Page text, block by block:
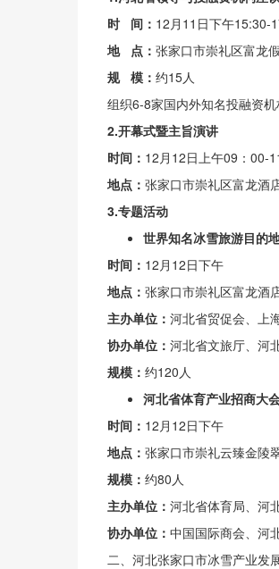
时 间： 12月11日下午15:30-
地 点： 张家口市崇礼区富龙
规 模： 约15人
组织6-8家国内外知名投融资
2.开幕式暨主旨演讲
时间： 12月12日上午09：00-
地点： 张家口市崇礼区富龙酒
3.专题活动
世界知名冰雪旅游目的
时间： 12月12日下午
地点： 张家口市崇礼区富龙酒
主办单位： 河北省贸促会、上
协办单位： 河北省文旅厅、河
规模： 约120人
河北省体育产业招商大
时间： 12月12日下午
地点： 张家口市崇礼云臻金陵
规模： 约80人
主办单位： 河北省体育局、河
协办单位： 中国国际商会、河
二、河北张家口市冰雪产业发